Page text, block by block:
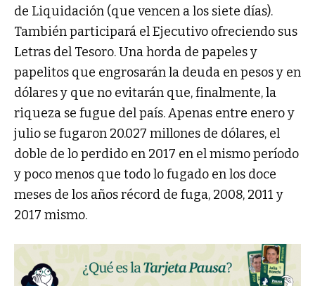
de Liquidación (que vencen a los siete días).
También participará el Ejecutivo ofreciendo sus
Letras del Tesoro. Una horda de papeles y
papelitos que engrosarán la deuda en pesos y en
dólares y que no evitarán que, finalmente, la
riqueza se fugue del país. Apenas entre enero y
julio se fugaron 20.027 millones de dólares, el
doble de lo perdido en 2017 en el mismo período
y poco menos que todo lo fugado en los doce
meses de los años récord de fuga, 2008, 2011 y
2017 mismo.